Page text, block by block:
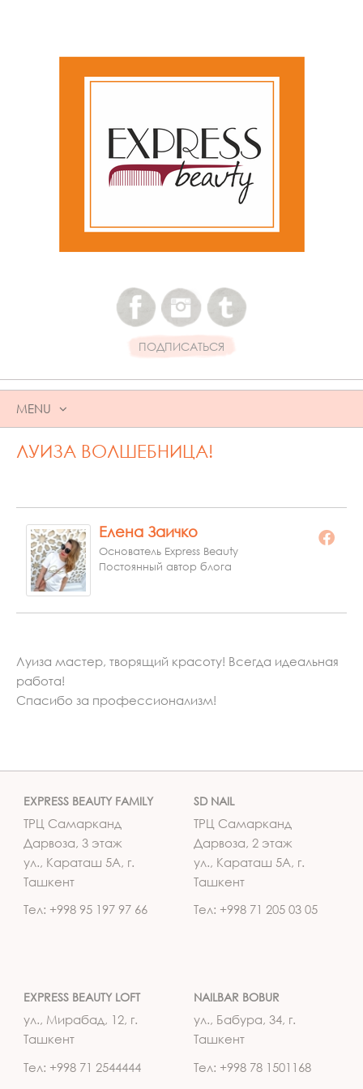
ПОДПИСАТЬСЯ
MENU
SKIP
TO
ЛУИЗА ВОЛШЕБНИЦА!
Елена Заичко
Основатель Express Beauty
Постоянный автор блога
Луиза мастер, творящий красоту! Всегда идеальная
работа!
Спасибо за профессионализм!
EXPRESS BEAUTY FAMILY
ТРЦ Самарканд
Дарвоза, 3 этаж
ул., Караташ 5А, г.
Ташкент
Тел: +998 95 197 97 66
SD NAIL
ТРЦ Самарканд
Дарвоза, 2 этаж
ул., Караташ 5А, г.
Ташкент
Тел: +998 71 205 03 05
EXPRESS BEAUTY LOFT
ул., Мирабад, 12, г.
Ташкент
Тел: +998 71 2544444
NAILBAR BOBUR
ул., Бабура, 34, г.
Ташкент
Тел: +998 78 1501168